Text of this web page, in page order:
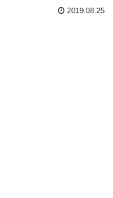
2019.08.25